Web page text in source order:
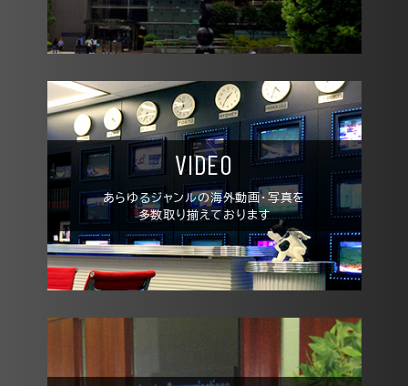
VIDEO
あらゆるジャンルの海外動画・写真を
多数取り揃えております